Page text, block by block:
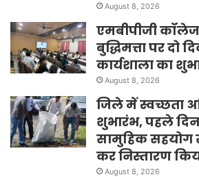
August 8, 2026
एमबीपीजी
बुद्धिमत्ता पर दो
कार्यशाला का
August 8, 2026
जिले में स्वच्छता
शुभारंभ, पहले दिन
सामुहिक सहयोग
कर निस्तारण
August 8, 2026